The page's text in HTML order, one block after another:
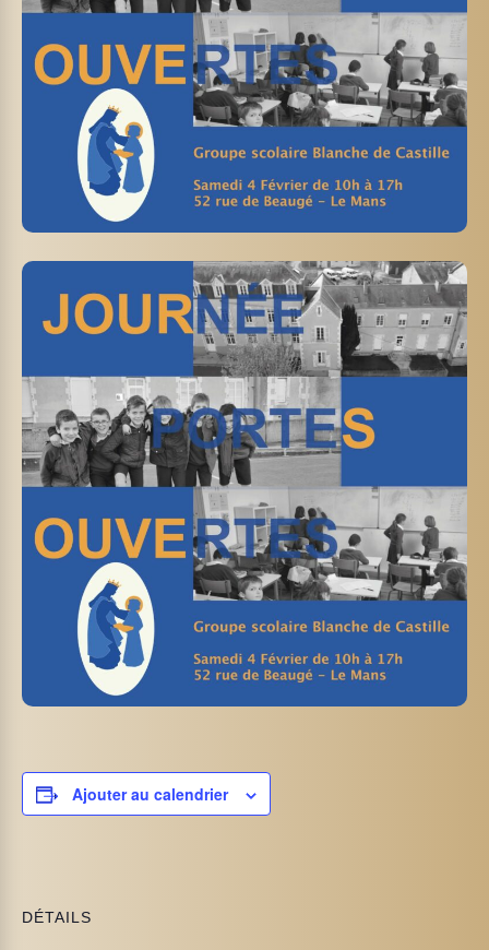
Ajouter au calendrier
DÉTAILS